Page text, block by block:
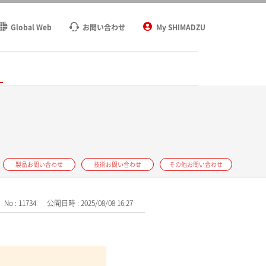
Global Web お問い合わせ My SHIMADZU
製品お問い合わせ 技術お問い合わせ その他お問い合わせ
No : 11734 公開日時 : 2025/08/08 16:27